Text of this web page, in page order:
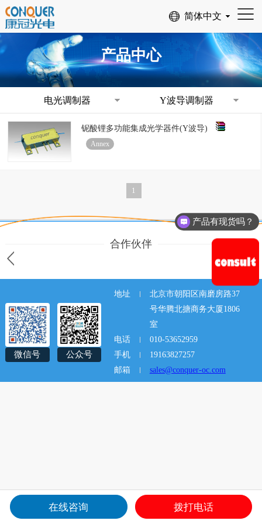
产品中心
电光调制器 Y波导调制器
铌酸锂多功能集成光学器件(Y波导)
Annex
1
合作伙伴
微信号 公众号
地址
北京市朝阳区南磨房路37
号华腾北搪商务大厦1806
室
电话
010-53652959
手机
19163827257
邮箱
sales@conquer-oc.com
关于 产品 新闻
产品有现货吗？
在线咨询 拨打电话